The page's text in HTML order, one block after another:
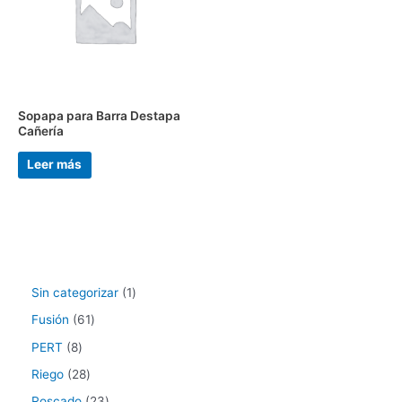
Sopapa para Barra Destapa
Cañería
Leer más
Sin categorizar 1
Fusión 61
PERT 8
Riego 28